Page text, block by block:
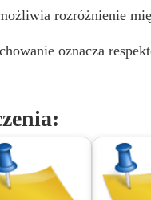
rozróżnienie
oznacza